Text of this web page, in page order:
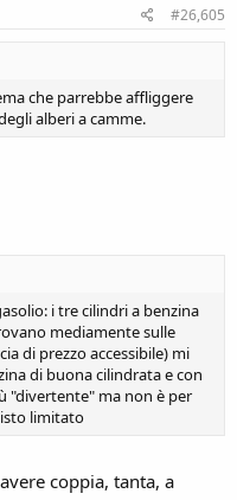
#26,605
che parrebbe affliggere
alberi a camme.
i tre cilindri a benzina
mediamente sulle
di prezzo accessibile) mi
di buona cilindrata e con
"divertente" ma non è per
limitato
coppia, tanta, a